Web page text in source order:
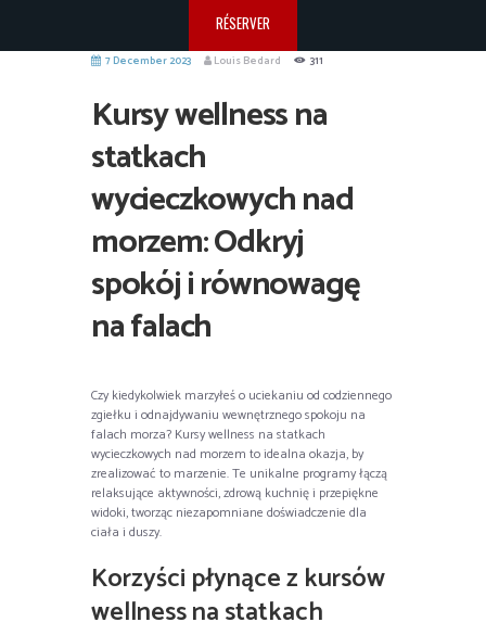
RÉSERVER
7 December 2023 Louis Bedard 311
Kursy wellness na
statkach
wycieczkowych nad
morzem: Odkryj
spokój i równowagę
na falach
Czy kiedykolwiek marzyłeś o uciekaniu od codziennego
zgiełku i odnajdywaniu wewnętrznego spokoju na
falach morza? Kursy wellness na statkach
wycieczkowych nad morzem to idealna okazja, by
zrealizować to marzenie. Te unikalne programy łączą
relaksujące aktywności, zdrową kuchnię i przepiękne
widoki, tworząc niezapomniane doświadczenie dla
ciała i duszy.
Korzyści płynące z kursów
wellness na statkach